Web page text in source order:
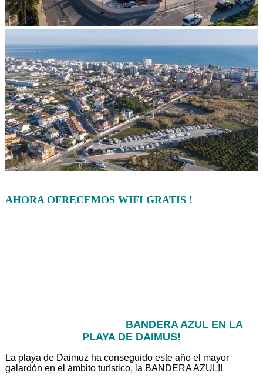
AHORA OFRECEMOS WIFI GRATIS !
BANDERA AZUL EN LA
PLAYA DE DAIMUS!
La playa de Daimuz ha conseguido este año el mayor
galardón en el ámbito turístico, la BANDERA AZUL!!